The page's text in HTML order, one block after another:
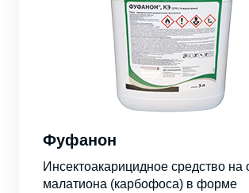
Фуфанон
Инсектоакарицидное средство на
малатиона (карбофоса) в форме